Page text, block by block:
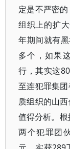
定是不严密
组织上的扩
年期间就有
多个，如果
行，其实这
至连犯罪集
质组织的山
值得分析。
两个犯罪团